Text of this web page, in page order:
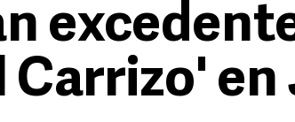
Carrizo' en